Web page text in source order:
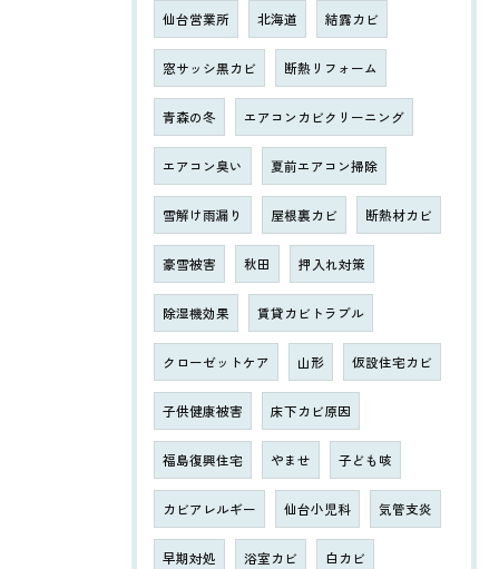
仙台営業所 北海道 結露カビ
窓サッシ黒カビ 断熱リフォーム
青森の冬 エアコンカビクリーニング
エアコン臭い 夏前エアコン掃除
雪解け雨漏り 屋根裏カビ 断熱材カビ
豪雪被害 秋田 押入れ対策
除湿機効果 賃貸カビトラブル
クローゼットケア 山形 仮設住宅カビ
子供健康被害 床下カビ原因
福島復興住宅 やませ 子ども咳
カビアレルギー 仙台小児科 気管支炎
早期対処 浴室カビ 白カビ